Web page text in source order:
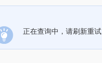
正在查询中，请刷新重试